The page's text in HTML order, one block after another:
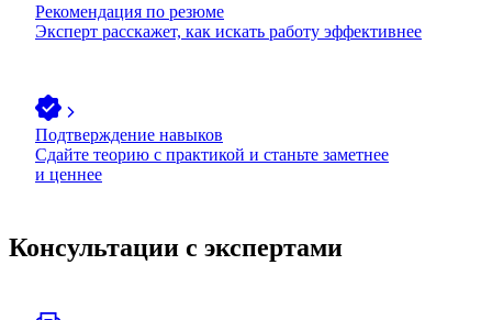
Рекомендация по резюме
Эксперт расскажет, как искать работу эффективнее
Подтверждение навыков
Сдайте теорию с практикой и станьте заметнее
и ценнее
Консультации с экспертами